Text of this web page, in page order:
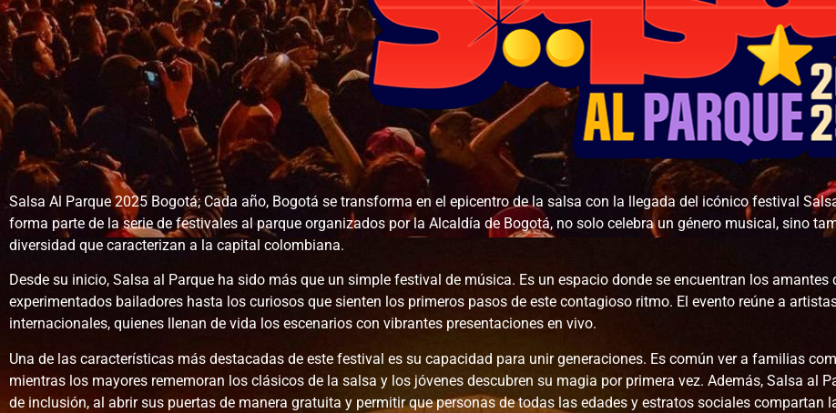
Salsa Al Parque 2025 Bogotá; Cada año, Bogotá se transforma en el epicentro de la salsa con la llegada del icónico festival
forma parte de la serie de festivales al parque organizados por la Alcaldía de Bogotá, no solo celebra un género musical, sino
diversidad que caracterizan a la capital colombiana.
Desde su inicio, Salsa al Parque ha sido más que un simple festival de música. Es un espacio donde se encuentran los amantes
experimentados bailadores hasta los curiosos que sienten los primeros pasos de este contagioso ritmo. El evento reúne a
internacionales, quienes llenan de vida los escenarios con vibrantes presentaciones en vivo.
Una de las características más destacadas de este festival es su capacidad para unir generaciones. Es común ver a familias
mientras los mayores rememoran los clásicos de la salsa y los jóvenes descubren su magia por primera vez. Además, Salsa al
de inclusión, al abrir sus puertas de manera gratuita y permitir que personas de todas las edades y estratos sociales compartan